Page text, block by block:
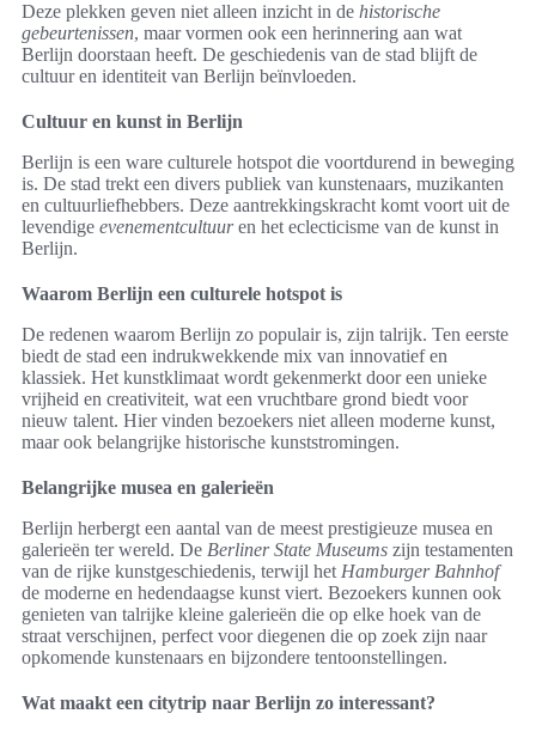
Deze plekken geven niet alleen inzicht in de historische
gebeurtenissen, maar vormen ook een herinnering aan wat
Berlijn doorstaan heeft. De geschiedenis van de stad blijft de
cultuur en identiteit van Berlijn beïnvloeden.
Cultuur en kunst in Berlijn
Berlijn is een ware culturele hotspot die voortdurend in beweging
is. De stad trekt een divers publiek van kunstenaars, muzikanten
en cultuurliefhebbers. Deze aantrekkingskracht komt voort uit de
levendige evenementcultuuren het eclecticisme van de kunst in
Berlijn.
Waarom Berlijn een culturele hotspot is
De redenen waarom Berlijn zo populair is, zijn talrijk. Ten eerste
biedt de stad een indrukwekkende mix van innovatief en
klassiek. Het kunstklimaat wordt gekenmerkt door een unieke
vrijheid en creativiteit, wat een vruchtbare grond biedt voor
nieuw talent. Hier vinden bezoekers niet alleen moderne kunst,
maar ook belangrijke historische kunststromingen.
Belangrijke musea en galerieën
Berlijn herbergt een aantal van de meest prestigieuze musea en
galerieën ter wereld. De Berliner State Museums zijn testamenten
van de rijke kunstgeschiedenis, terwijl het Hamburger Bahnhof
de moderne en hedendaagse kunst viert. Bezoekers kunnen ook
genieten van talrijke kleine galerieën die op elke hoek van de
straat verschijnen, perfect voor diegenen die op zoek zijn naar
opkomende kunstenaars en bijzondere tentoonstellingen.
Wat maakt een citytrip naar Berlijn zo interessant?